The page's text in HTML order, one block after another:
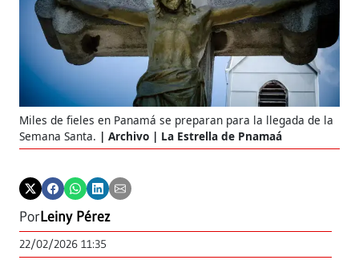
Miles de fieles en Panamá se preparan para la llegada de la
Semana Santa.
Archivo | La Estrella de Pnamaá
PorLeiny Pérez
22/02/2026 11:35